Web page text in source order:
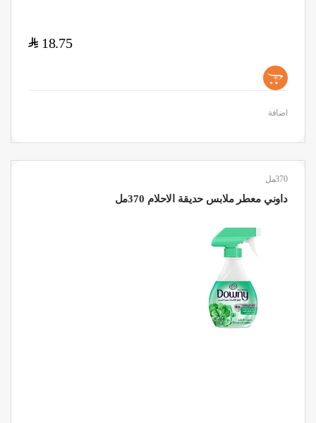
18.75
$
+
اضافة
370مل
داوني معطر ملابس حديقة الاحلام 370مل